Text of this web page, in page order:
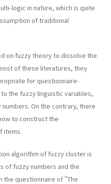
logic in nature, which is quite
of traditional
on fuzzy theory to dissolve the
of these literatures, they
for questionnaire-
the fuzzy linguistic variables,
On the contrary, there
to construct the
items.
algorithm of fuzzy cluster is
of fuzzy numbers and the
the questionnaire of "The